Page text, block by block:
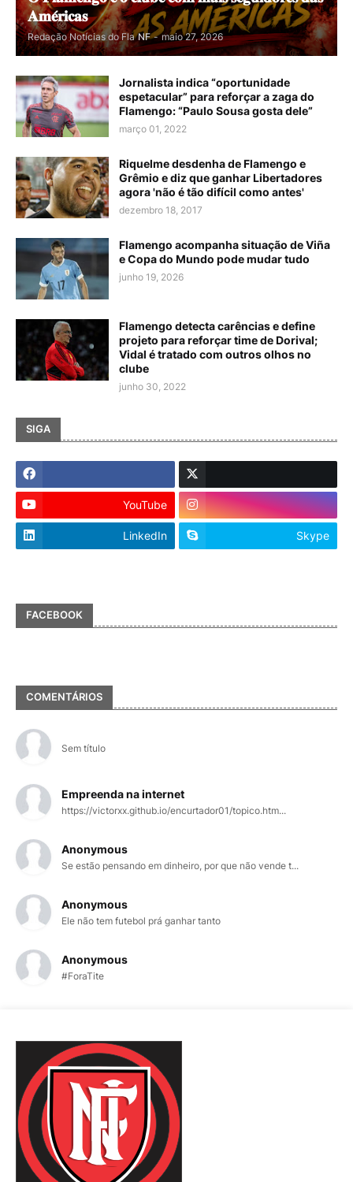
𝐀𝐦𝐞́𝐫𝐢𝐜𝐚𝐬
Redação Notícias do Fla NF - maio 27, 2026
Jornalista indica “oportunidade
espetacular” para reforçar a zaga do
Flamengo: “Paulo Sousa gosta dele”
março 01, 2022
Riquelme desdenha de Flamengo e
Grêmio e diz que ganhar Libertadores
agora 'não é tão difícil como antes'
dezembro 18, 2017
Flamengo acompanha situação de Viña
e Copa do Mundo pode mudar tudo
junho 19, 2026
Flamengo detecta carências e define
projeto para reforçar time de Dorival;
Vidal é tratado com outros olhos no
clube
junho 30, 2022
SIGA
YouTube
LinkedIn Skype
FACEBOOK
COMENTÁRIOS
Sem título
Empreenda na internet
https://victorxx.github.io/encurtador01/topico.htm...
Anonymous
Se estão pensando em dinheiro, por que não vende t...
Anonymous
Ele não tem futebol prá ganhar tanto
Anonymous
#ForaTite